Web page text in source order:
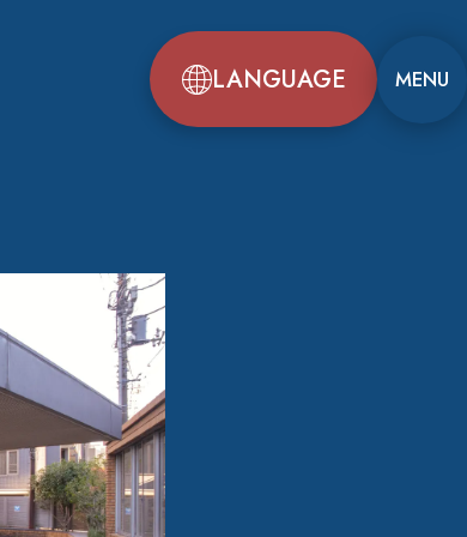
LANGUAGE MENU